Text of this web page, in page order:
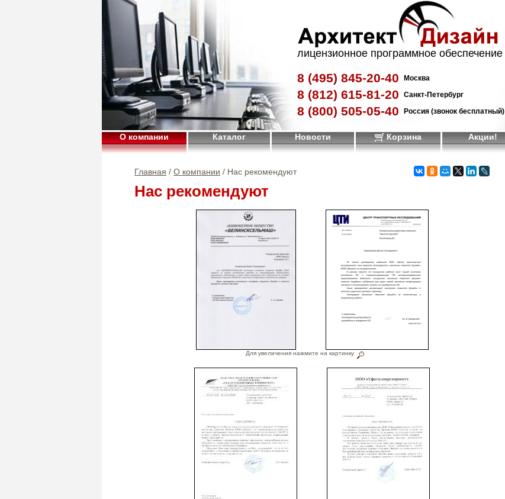
лицензионное программное обеспечение
8 (495) 845-20-40 Москва
8 (812) 615-81-20 Санкт-Петербург
8 (800) 505-05-40 Россия (звонок бесплатный)
О компании Каталог Новости Корзина Акции!
Главная / О компании / Нас рекомендуют
Нас рекомендуют
Для увеличения нажмите на картинку